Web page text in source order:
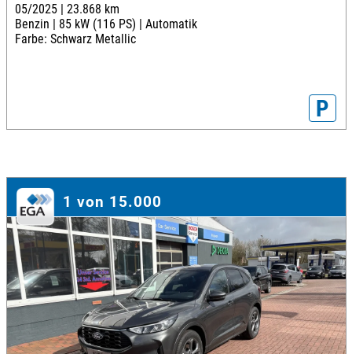
05/2025 | 23.868 km
Benzin | 85 kW (116 PS) | Automatik
Farbe: Schwarz Metallic
P
1 von 15.000